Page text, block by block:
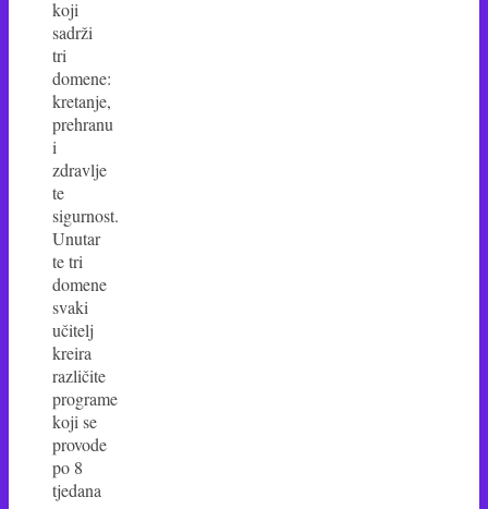
koji
sadrži
tri
domene:
kretanje,
prehranu
i
zdravlje
te
sigurnost.
Unutar
te tri
domene
svaki
učitelj
kreira
različite
programe
koji se
provode
po 8
tjedana